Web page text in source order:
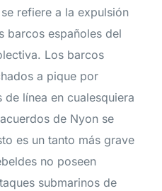
refiere a la expulsión
barcos españoles del
Los barcos
a pique por
línea en cualesquiera
de Nyon se
es un tanto más grave
no poseen
submarinos de